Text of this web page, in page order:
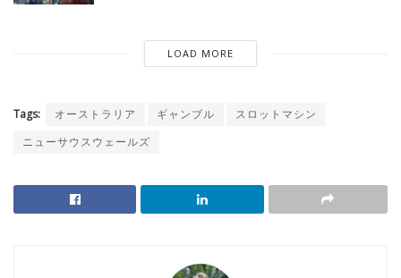
LOAD MORE
Tags: オーストラリア ギャンブル
スロットマシン
ニューサウスウェールズ